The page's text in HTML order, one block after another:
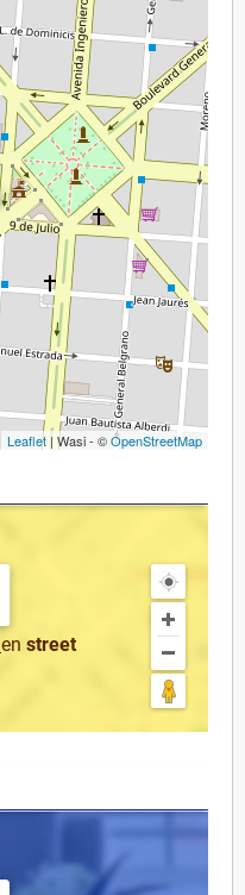
Leaflet | Wasi - ©OpenStreetMap
en street